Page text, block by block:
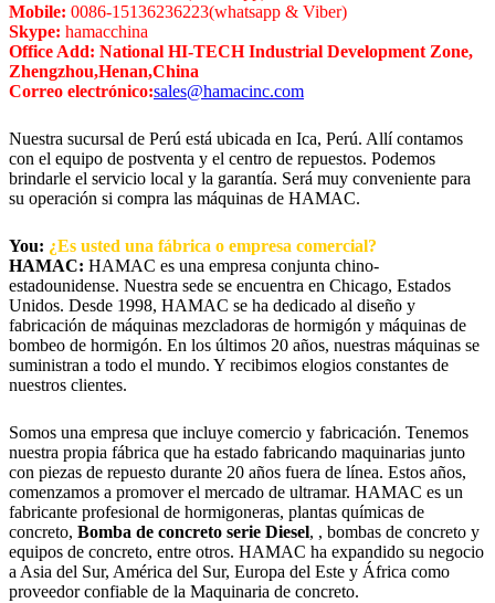
Mobile: 0086-15136236223(whatsapp & Viber)
Skype: hamacchina
Office Add: National HI-TECH Industrial Development Zone,
Zhengzhou,Henan,China
Correo electrónico:sales@hamacinc.com
Nuestra sucursal de Perú está ubicada en Ica, Perú. Allí contamos
con el equipo de postventa y el centro de repuestos. Podemos
brindarle el servicio local y la garantía. Será muy conveniente para
su operación si compra las máquinas de HAMAC.
You: ¿Es usted una fábrica o empresa comercial?
HAMAC: HAMAC es una empresa conjunta chino-
estadounidense. Nuestra sede se encuentra en Chicago, Estados
Unidos. Desde 1998, HAMAC se ha dedicado al diseño y
fabricación de máquinas mezcladoras de hormigón y máquinas de
bombeo de hormigón. En los últimos 20 años, nuestras máquinas se
suministran a todo el mundo. Y recibimos elogios constantes de
nuestros clientes.
Somos una empresa que incluye comercio y fabricación. Tenemos
nuestra propia fábrica que ha estado fabricando maquinarias junto
con piezas de repuesto durante 20 años fuera de línea. Estos años,
comenzamos a promover el mercado de ultramar. HAMAC es un
fabricante profesional de hormigoneras, plantas químicas de
concreto, Bomba de concreto serie Diesel, , bombas de concreto y
equipos de concreto, entre otros. HAMAC ha expandido su negocio
a Asia del Sur, América del Sur, Europa del Este y África como
proveedor confiable de la Maquinaria de concreto.